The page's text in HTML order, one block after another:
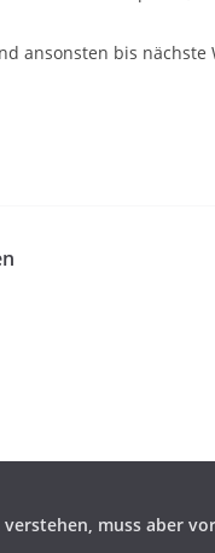
ansonsten bis nächste
muss aber